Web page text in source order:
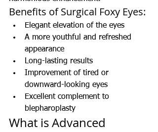
Benefits of Surgical Foxy Eyes:
Elegant elevation of the eyes
A more youthful and refreshed
appearance
Long-lasting results
Improvement of tired or
downward-looking eyes
Excellent complement to
blepharoplasty
What is Advanced